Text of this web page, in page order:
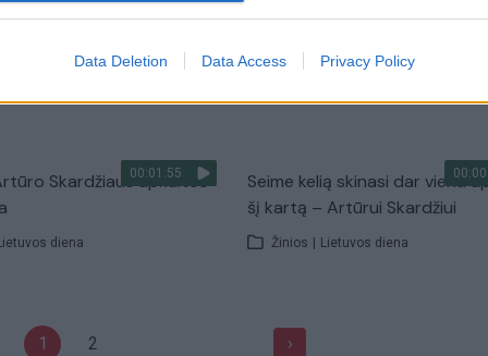
Data Deletion Data Access Privacy Policy
nėra pagrindo Artūro
Andrius Kubilius pašalintas iš
00:01:55
Skardžiaus apkaltos
diena
Seime kelią skinasi dar viena
šį kartą – Artūrui Skardžiui
Žinios | Lietuvos diena
1 2 ›